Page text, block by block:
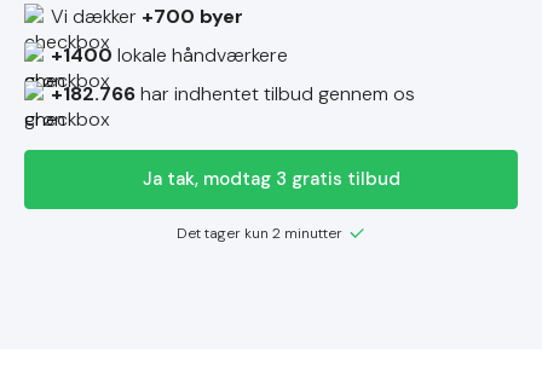
Vi dækker +700 byer
+1400 lokale håndværkere
+182.766har indhentet tilbud gennem os
Ja tak, modtag 3 gratis tilbud
Det tager kun 2 minutter